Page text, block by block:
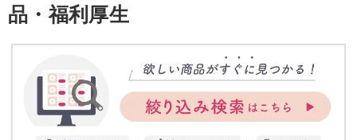
品・福利厚生